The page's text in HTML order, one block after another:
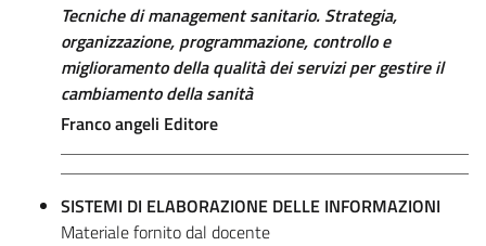
Tecniche di management sanitario. Strategia,
organizzazione, programmazione, controllo e
miglioramento della qualità dei servizi per gestire il
cambiamento della sanità
Franco angeli Editore
SISTEMI DI ELABORAZIONE DELLE INFORMAZIONI
Materiale fornito dal docente